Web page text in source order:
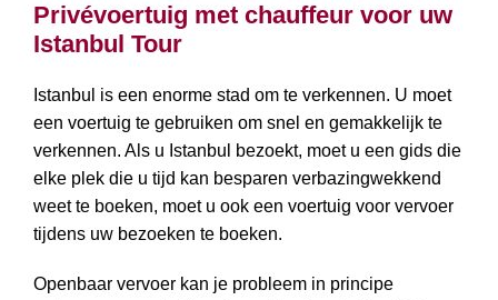
Privévoertuig met chauffeur voor uw
Istanbul Tour
Istanbul is een enorme stad om te verkennen. U moet
een voertuig te gebruiken om snel en gemakkelijk te
verkennen. Als u Istanbul bezoekt, moet u een gids die
elke plek die u tijd kan besparen verbazingwekkend
weet te boeken, moet u ook een voertuig voor vervoer
tijdens uw bezoeken te boeken.
Openbaar vervoer kan je probleem in principe